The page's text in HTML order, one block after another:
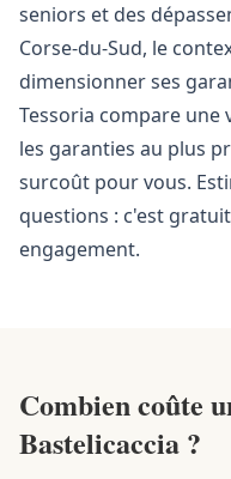
seniors et des
Corse-du-Sud, le
dimensionner ses
Tessoria compare
les garanties au plus
surcoût pour vous.
questions : c'est
engagement.
Combien coûte
Bastelicaccia ?